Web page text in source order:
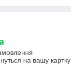
на вашу картку